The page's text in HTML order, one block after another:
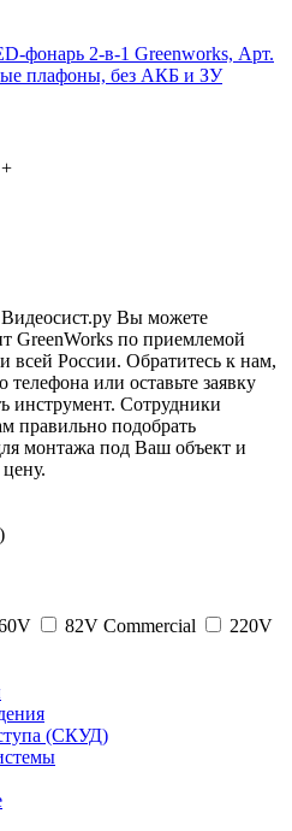
фонарь 2-в-1 Greenworks, Арт.
плафоны, без АКБ и ЗУ
+
Вы можете
GreenWorks по приемлемой
всей России. Обратитесь к нам,
телефона или оставьте заявку
инструмент. Сотрудники
правильно подобрать
монтажа под Ваш объект и
82V Commercial 220V
(СКУД)